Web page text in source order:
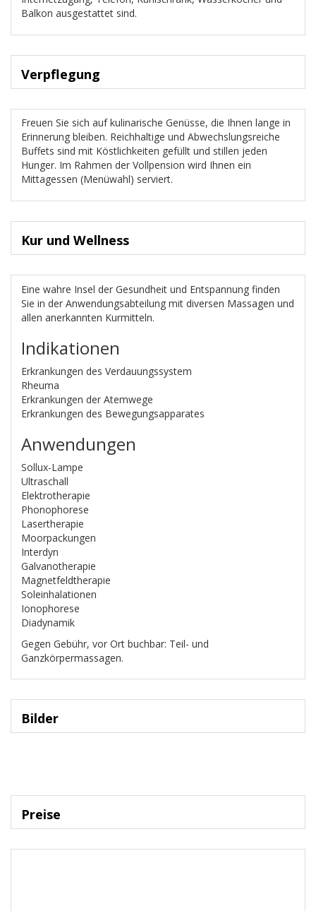
Balkon ausgestattet sind.
Verpflegung
Freuen Sie sich auf kulinarische Genüsse, die Ihnen lange in
Erinnerung bleiben. Reichhaltige und Abwechslungsreiche
Buffets sind mit Köstlichkeiten gefüllt und stillen jeden
Hunger. Im Rahmen der Vollpension wird Ihnen ein
Mittagessen (Menüwahl) serviert.
Kur und Wellness
Eine wahre Insel der Gesundheit und Entspannung finden
Sie in der Anwendungsabteilung mit diversen Massagen und
allen anerkannten Kurmitteln.
Indikationen
Erkrankungen des Verdauungssystem
Rheuma
Erkrankungen der Atemwege
Erkrankungen des Bewegungsapparates
Anwendungen
Sollux-Lampe
Ultraschall
Elektrotherapie
Phonophorese
Lasertherapie
Moorpackungen
Interdyn
Galvanotherapie
Magnetfeldtherapie
Soleinhalationen
Ionophorese
Diadynamik
Gegen Gebühr, vor Ort buchbar: Teil- und
Ganzkörpermassagen.
Bilder
Preise